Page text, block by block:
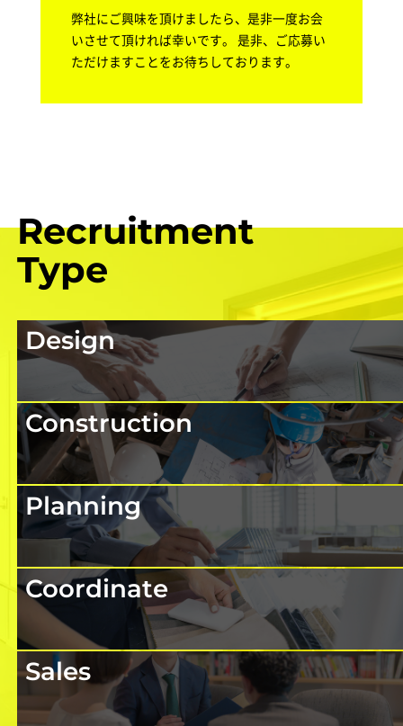
弊社にご興味を頂けましたら、是非一度お会
いさせて頂ければ幸いです。 是非、ご応募い
ただけますことをお待ちしております。
Recruitment
Type
Design
Construction
Planning
Coordinate
Sales